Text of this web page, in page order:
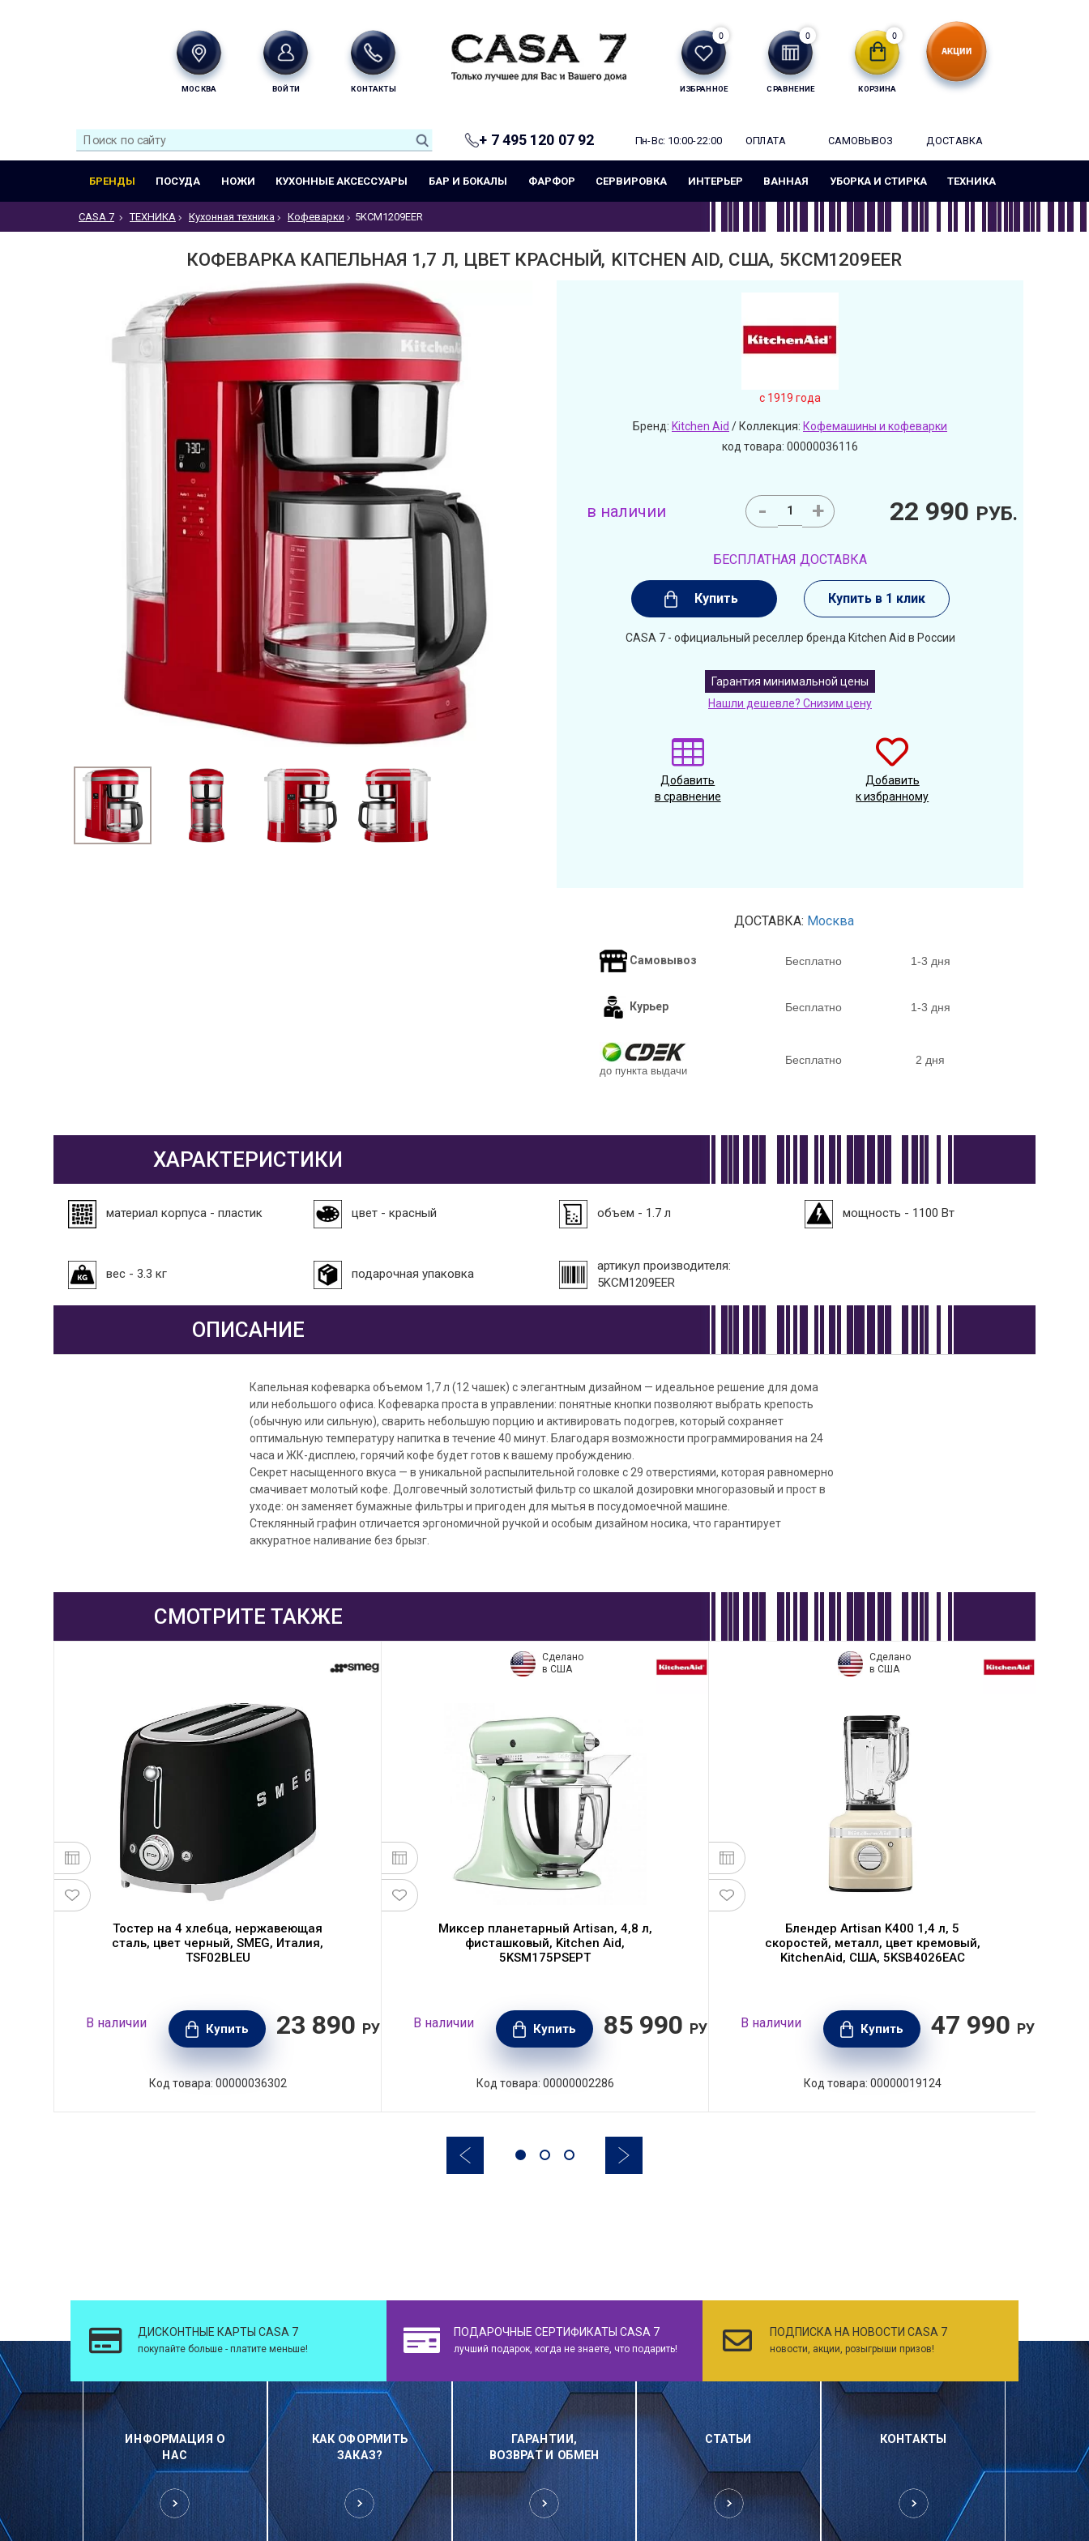
МОСКВА ВОЙТИ КОНТАКТЫ ИЗБРАННОЕ
0
СРАВНЕНИЕ
0
КОРЗИНА
0
+ 7 495 120 07 92 Пн-Вс: 10:00-22:00 ОПЛАТА САМОВЫВОЗ ДОСТАВКА
БРЕНДЫ ПОСУДА НОЖИ КУХОННЫЕ АКСЕССУАРЫ БАР И БОКАЛЫ ФАРФОР СЕРВИРОВКА ИНТЕРЬЕР ВАННАЯ УБОРКА И СТИРКА ТЕХНИКА
CASA 7 ТЕХНИКА Кухонная техника Кофеварки 5KCM1209EER
КОФЕВАРКА КАПЕЛЬНАЯ 1,7 Л, ЦВЕТ КРАСНЫЙ, KITCHEN AID, США, 5KCM1209EER
c 1919 года
Бренд: Kitchen Aid / Коллекция: Кофемашины и кофеварки
код товара: 00000036116
в наличии - + 22 990 РУБ.
БЕСПЛАТНАЯ ДОСТАВКА
Купить Купить в 1 клик
CASA 7 - официальный реселлер бренда Kitchen Aid в России
Гарантия минимальной цены
Нашли дешевле? Снизим цену
Добавить
в сравнение
Добавить
к избранному
ДОСТАВКА: Москва
Самовывоз Бесплатно 1-3 дня
Курьер Бесплатно 1-3 дня
до пункта выдачи
Бесплатно 2 дня
ХАРАКТЕРИСТИКИ
материал корпуса - пластик цвет - красный объем - 1.7 л мощность - 1100 Вт
вес - 3.3 кг подарочная упаковка
артикул производителя:
5KCM1209EER
ОПИСАНИЕ
Капельная кофеварка объемом 1,7 л (12 чашек) с элегантным дизайном — идеальное решение для дома
или небольшого офиса. Кофеварка проста в управлении: понятные кнопки позволяют выбрать крепость
(обычную или сильную), сварить небольшую порцию и активировать подогрев, который сохраняет
оптимальную температуру напитка в течение 40 минут. Благодаря возможности программирования на 24
часа и ЖК-дисплею, горячий кофе будет готов к вашему пробуждению.
Секрет насыщенного вкуса — в уникальной распылительной головке с 29 отверстиями, которая равномерно
смачивает молотый кофе. Долговечный золотистый фильтр со шкалой дозировки многоразовый и прост в
уходе: он заменяет бумажные фильтры и пригоден для мытья в посудомоечной машине.
Стеклянный графин отличается эргономичной ручкой и особым дизайном носика, что гарантирует
аккуратное наливание без брызг.
СМОТРИТЕ ТАКЖЕ
Тостер на 4 хлебца, нержавеющая
сталь, цвет черный, SMEG, Италия,
TSF02BLEU
В наличии Купить 23 890 РУБ.
Код товара: 00000036302
Сделано
в США
Миксер планетарный Artisan, 4,8 л,
фисташковый, Kitchen Aid,
5KSM175PSEPT
В наличии Купить 85 990 РУБ.
Код товара: 00000002286
Сделано
в США
Блендер Artisan K400 1,4 л, 5
скоростей, металл, цвет кремовый,
KitchenAid, США, 5KSB4026EAC
В наличии Купить 47 990 РУБ.
Код товара: 00000019124
ДИСКОНТНЫЕ КАРТЫ CASA 7
покупайте больше - платите меньше!
ПОДАРОЧНЫЕ СЕРТИФИКАТЫ CASA 7
лучший подарок, когда не знаете, что подарить!
ПОДПИСКА НА НОВОСТИ CASA 7
новости, акции, розыгрыши призов!
ИНФОРМАЦИЯ О
НАС
КАК ОФОРМИТЬ
ЗАКАЗ?
ГАРАНТИИ,
ВОЗВРАТ И ОБМЕН
СТАТЬИ КОНТАКТЫ